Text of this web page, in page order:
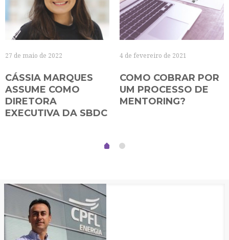
27 de maio de 2022
CÁSSIA MARQUES
ASSUME COMO
DIRETORA
EXECUTIVA DA SBDC
4 de fevereiro de 2021
COMO COBRAR POR
UM PROCESSO DE
MENTORING?